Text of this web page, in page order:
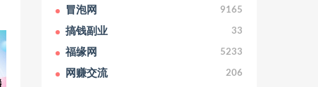
冒泡网 9165
搞钱副业 33
福缘网 5233
网赚交流 206